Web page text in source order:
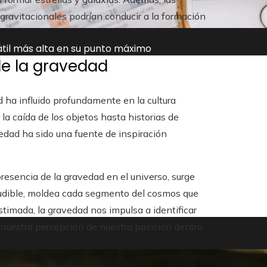
más alta en su punto máximo
podrían conducir a la formación
la gravedad
ha influido profundamente en la cultura
caída de los objetos hasta historias de
ha sido una fuente de inspiración
de la gravedad en el universo, surge
moldea cada segmento del cosmos que
la gravedad nos impulsa a identificar
percepción de nuestra posición dentro